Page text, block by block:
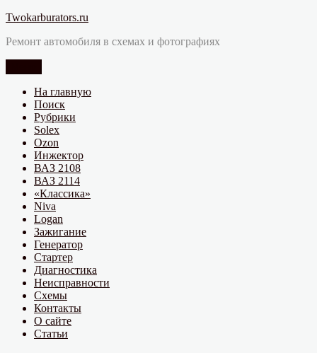
Перейти
содержимому
Twokarburators.ru
Ремонт автомобиля в схемах и фотографиях
На главную
Поиск
Рубрики
Solex
Ozon
Инжектор
ВАЗ 2108
ВАЗ 2114
«Классика»
Niva
Logan
Зажигание
Генератор
Стартер
Диагностика
Неисправности
Схемы
Контакты
О сайте
Статьи